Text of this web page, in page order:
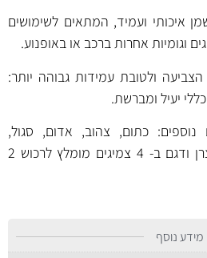
איכותי ועמיד, המתאים לשימושים
וגומיות אחרות ברכב או באופנוע.
הצביעה ולטובת עמידות גבוהה יותר:
יעיל ומברשת.
נוספים: כתום, צהוב, אדום, סגול,
. לצביעת יצרן ודגם ב- 4 צמיגים מומלץ לרכוש 2
מידע נוסף